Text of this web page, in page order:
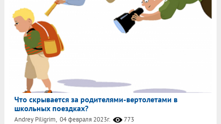
Что скрывается за родителями-вертолетами в
школьных поездках?
Andrey Piligrim, 04 февраля 2023г. 773